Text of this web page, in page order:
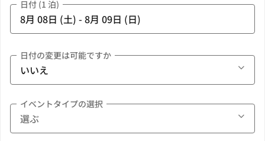
日付 (1 泊)
日付の変更は可能ですか
イベントタイプの選択